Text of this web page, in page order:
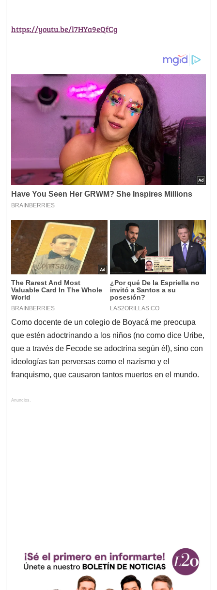
https://youtu.be/l7HYa9eQfCg
Como docente de un colegio de Boyacá me preocupa
que estén adoctrinando a los niños (no como dice Uribe,
que a través de Fecode se adoctrina según él), sino con
ideologías tan perversas como el nazismo y el
franquismo, que causaron tantos muertos en el mundo.
Anuncios.